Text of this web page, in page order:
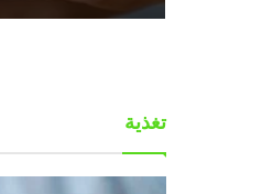
تغذية